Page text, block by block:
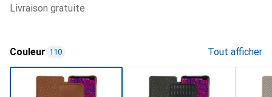
livraison gratuite
Couleur 110 Tout afficher